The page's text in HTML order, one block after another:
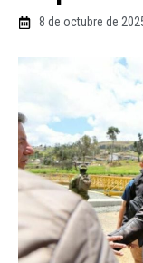
8 de octubre de